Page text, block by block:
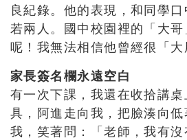
良紀錄。他的表現，和同學
若兩人。國中校園裡的「大
呢！我無法相信他曾經很「大
家長簽名欄永遠空白
有一次下課，我還在收拾講
具，阿進走向我，把臉湊向
我，笑著問：「老師，我有沒